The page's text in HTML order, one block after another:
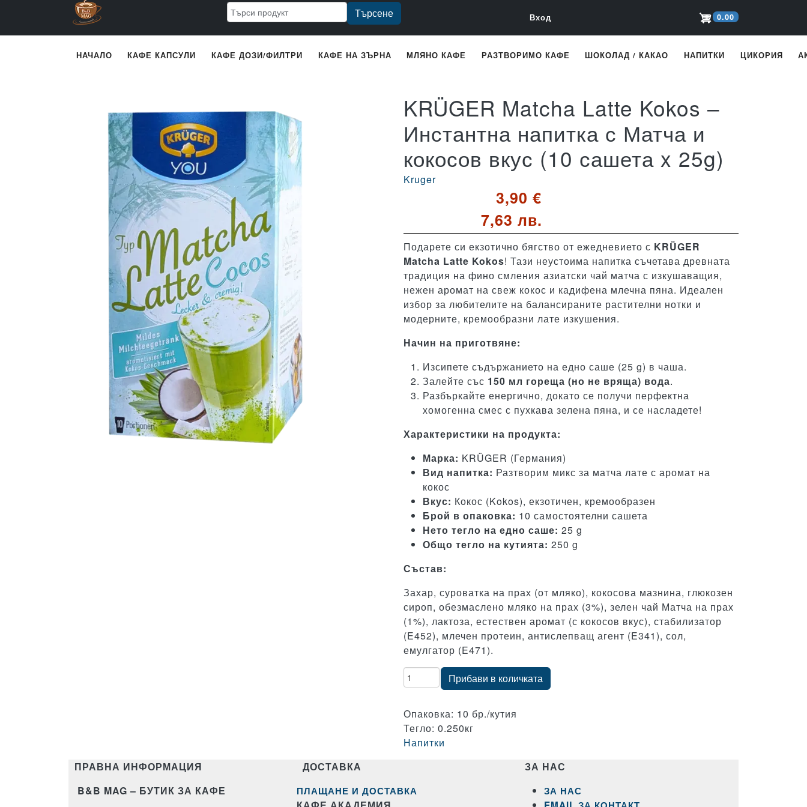
Премини към основното съдържание Търсене User account menu
Вход 0.00
НАЧАЛО КАФЕ КАПСУЛИ КАФЕ ДОЗИ/ФИЛТРИ КАФЕ НА ЗЪРНА МЛЯНО КАФЕ РАЗТВОРИМО КАФЕ ШОКОЛАД / КАКАО НАПИТКИ ЦИКОРИЯ
KRÜGER Matcha Latte Kokos –
Инстантна напитка с Матча и
кокосов вкус (10 сашета x 25g)
Kruger
3,90 €
7,63 лв.
Подарете си екзотично бягство от ежедневието с KRÜGER
Matcha Latte Kokos! Тази неустоима напитка съчетава древната
традиция на фино смления азиатски чай матча с изкушаващия,
нежен аромат на свеж кокос и кадифена млечна пяна. Идеален
избор за любителите на балансираните растителни нотки и
модерните, кремообразни лате изкушения.
Начин на приготвяне:
Изсипете съдържанието на едно саше (25 g) в чаша.
Залейте със 150 мл гореща (но не вряща) вода.
Разбъркайте енергично, докато се получи перфектна
хомогенна смес с пухкава зелена пяна, и се насладете!
Характеристики на продукта:
Марка: KRÜGER (Германия)
Вид напитка: Разтворим микс за матча лате с аромат на
кокос
Вкус: Кокос (Kokos), екзотичен, кремообразен
Брой в опаковка: 10 самостоятелни сашета
Нето тегло на едно саше: 25 g
Общо тегло на кутията: 250 g
Състав:
Захар, суроватка на прах (от мляко), кокосова мазнина, глюкозен
сироп, обезмаслено мляко на прах (3%), зелен чай Матча на прах
(1%), лактоза, естествен аромат (с кокосов вкус), стабилизатор
(E452), млечен протеин, антислепващ агент (E341), сол,
емулгатор (E471).
Количество
Прибави в количката
Опаковка: 10 бр./кутия
Тегло: 0.250кг
Напитки
ПРАВНА ИНФОРМАЦИЯ
B&B MAG – БУТИК ЗА КАФЕ
ДОСТАВКА
ПЛАЩАНЕ И ДОСТАВКА
ЗА НАС
ЗА НАС